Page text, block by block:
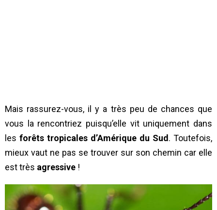
Mais rassurez-vous, il y a très peu de chances que
vous la rencontriez puisqu’elle vit uniquement dans
les forêts tropicales d’Amérique du Sud . Toutefois,
mieux vaut ne pas se trouver sur son chemin car elle
est très agressive !